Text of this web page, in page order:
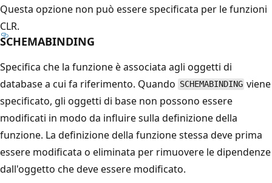
Questa opzione non può essere specificata per le funzioni
CLR.
SCHEMABINDING
Specifica che la funzione è associata agli oggetti di
database a cui fa riferimento. Quando SCHEMABINDING viene
specificato, gli oggetti di base non possono essere
modificati in modo da influire sulla definizione della
funzione. La definizione della funzione stessa deve prima
essere modificata o eliminata per rimuovere le dipendenze
dall'oggetto che deve essere modificato.